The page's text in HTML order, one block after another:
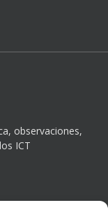
observaciones,
ICT